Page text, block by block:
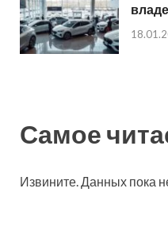
Самое
Извините. Данных пока